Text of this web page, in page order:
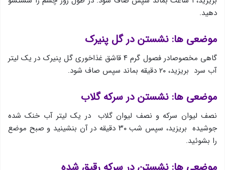
دهید.
موضعی ها: نشستن در گل پنیرک
گاهی مخصوصادر فصول گرم ۴ قاشق غذاخوری گل پنیرك در یك لیتر
آب سرد بریزید، ۲۰ دقیقه بماند سپس صاف شود.
موضعی ها: نشستن در سرکه گلاب
نصف لیوان سرکه و نصف لیوان گلاب در یك لیتر آب خنک شده
جوشیده بریزید، سپس شب ۳۰ دقیقه در آن بنشینید و صبح موضع
را بشوئید.